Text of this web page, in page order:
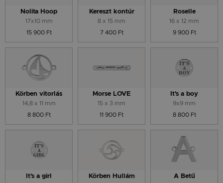
Nolita Hoop
17x10 mm
15 900 Ft
Kereszt kontúr
8 x 15 mm
7 400 Ft
Roselle
16 x 12 mm
9 900 Ft
Körben vitorlás
14,8 x 11 mm
8 800 Ft
Morse LOVE
15 x 3 mm
11 900 Ft
It's a boy
9x9 mm
8 800 Ft
It's a girl Körben Hullám A Betű